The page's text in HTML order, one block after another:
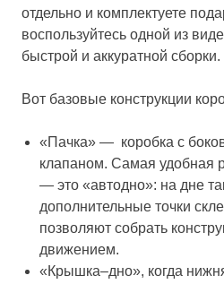
отдельно и комплектуете
воспользуйтесь одной из
быстрой и аккуратной сборки.
Вот базовые конструкции
«Пачка» — коробка с
клапаном. Самая удобная
— это «автодно»: на дне
дополнительные точки
позволяют собрать
движением.
«Крышка–дно», когда